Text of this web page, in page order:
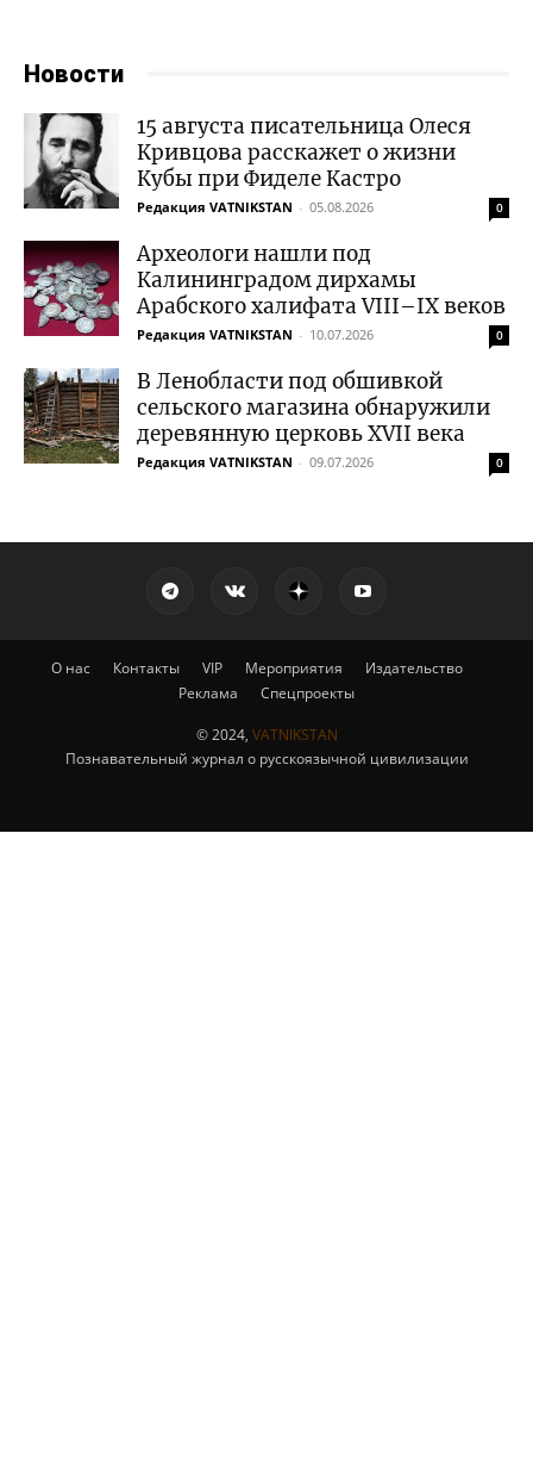
Новости
15 августа писательница Олеся
Кривцова расскажет о жизни
Кубы при Фиделе Кастро
Редакция VATNIKSTAN - 05.08.2026 0
Археологи нашли под
Калининградом дирхамы
Арабского халифата VIII–IX веков
Редакция VATNIKSTAN - 10.07.2026 0
В Ленобласти под обшивкой
сельского магазина обнаружили
деревянную церковь XVII века
Редакция VATNIKSTAN - 09.07.2026 0
О нас Контакты VIP Мероприятия
Издательство
Реклама
Спецпроекты
© 2024, VATNIKSTAN
Познавательный журнал о русскоязычной цивилизации